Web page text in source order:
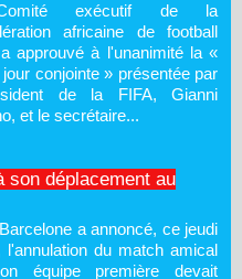
exécutif de la
africaine de football
approuvé à l'unanimité la «
conjointe » présentée par
de la FIFA, Gianni
et le secrétaire...
son déplacement au
a annoncé, ce jeudi
l'annulation du match amical
équipe première devait